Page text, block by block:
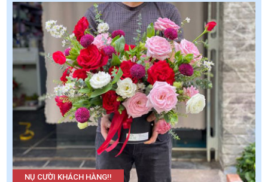
NỤ CƯỜI KHÁCH HÀNG!!